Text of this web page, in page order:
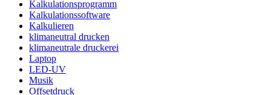
Kalkulationsprogramm
Kalkulationssoftware
Kalkulieren
klimaneutral drucken
klimaneutrale druckerei
Laptop
LED-UV
Musik
Offsetdruck